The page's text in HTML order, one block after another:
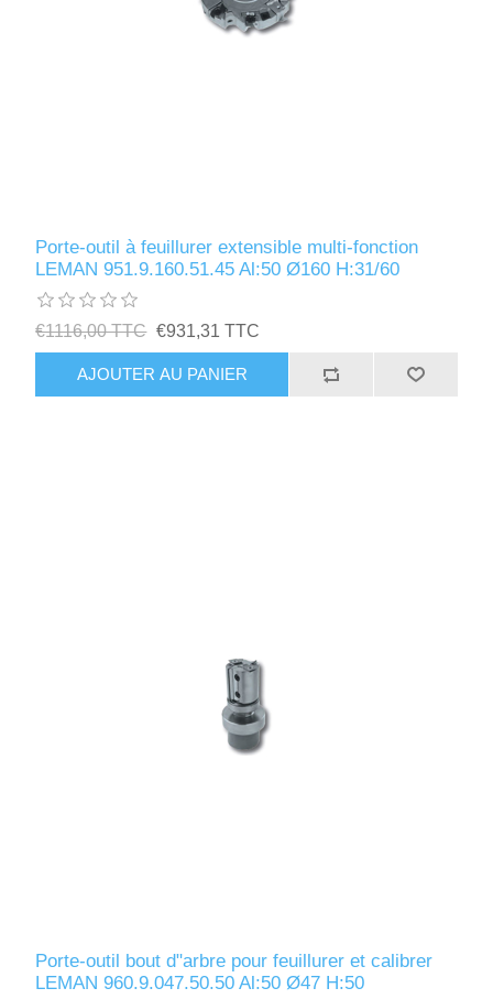
Porte-outil à feuillurer extensible multi-fonction
LEMAN 951.9.160.51.45 Al:50 Ø160 H:31/60
€1116,00 TTC €931,31 TTC
Porte-outil bout d"arbre pour feuillurer et calibrer
LEMAN 960.9.047.50.50 Al:50 Ø47 H:50